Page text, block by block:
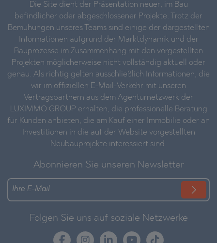
Die Site dient der Präsentation neuer, im Bau
befindlicher oder abgeschlossener Projekte. Trotz der
Bemühungen unseres Teams sind einige der dargestellten
Informationen aufgrund der Marktdynamik und der
Bauprozesse im Zusammenhang mit den vorgestellten
Projekten möglicherweise nicht vollständig aktuell oder
genau. Als richtig gelten ausschließlich Informationen, die
wir im offiziellen E-Mail-Verkehr mit unseren
Vertragspartnern aus dem Agenturnetzwerk der
LUXIMMO GROUP erhalten, die professionelle Beratung
für Kunden anbieten, die am Kauf einer Immobilie oder an
Investitionen in die auf der Website vorgestellten
Neubauprojekte interessiert sind.
Abonnieren Sie unseren Newsletter
Folgen Sie uns auf soziale Netzwerke